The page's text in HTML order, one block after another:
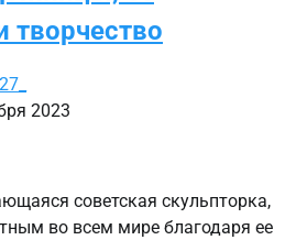
творчество
2023
советская скульпторка,
во всем мире благодаря ее